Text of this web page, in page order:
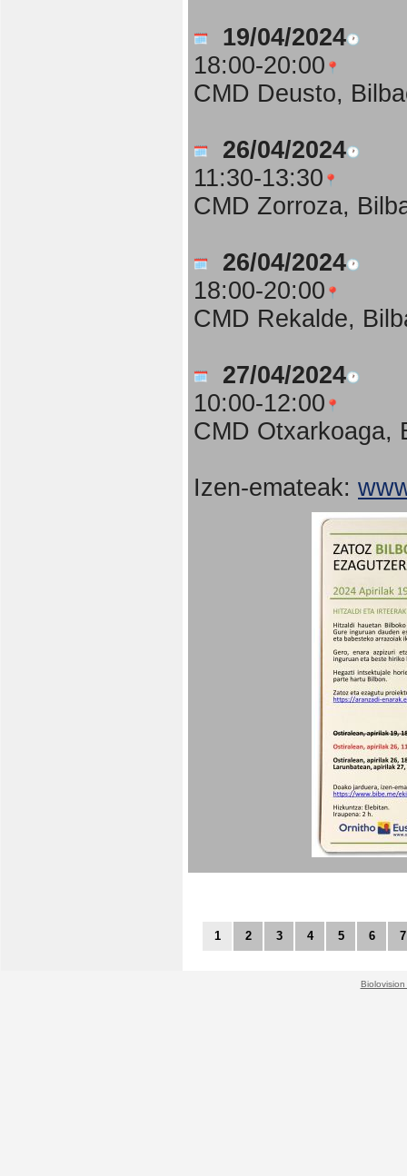
19/04/2024
18:00-20:00
CMD Deusto,
26/04/2024
11:30-13:30
CMD Zorroza,
26/04/2024
18:00-20:00
CMD Rekalde,
27/04/2024
10:00-12:00
CMD Otxarkoaga,
Izen-emateak:
1 2 3 4 5 6 7
Biolovision